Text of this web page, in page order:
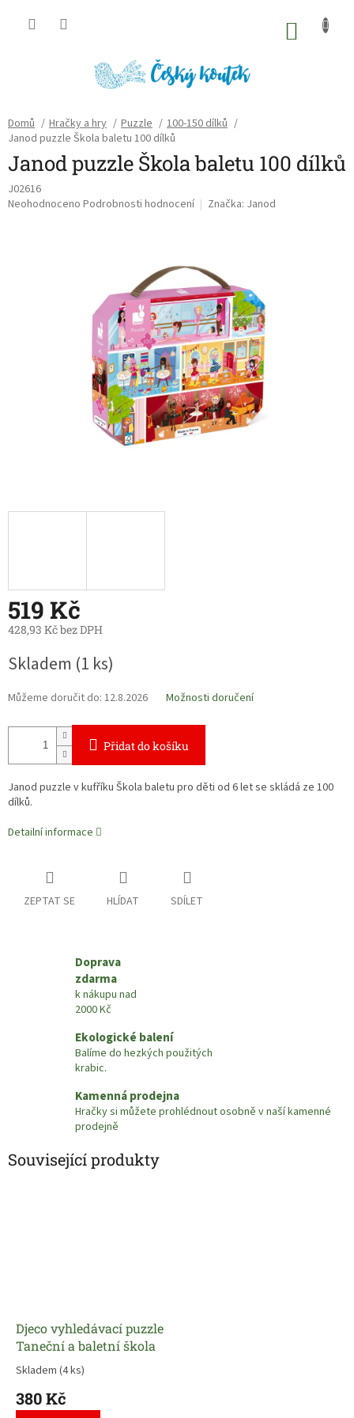
Domů / Hračky a hry / Puzzle / 100-150 dílků /
Janod puzzle Škola baletu 100 dílků
Janod puzzle Škola baletu 100 dílků
J02616
Průměrné
Neohodnoceno Podrobnosti hodnocení Značka: Janod
519 Kč
428,93 Kč bez DPH
cena:
Skladem (1 ks)
Můžeme doručit do: 12.8.2026 Možnosti doručení
Přidat do košíku
Janod puzzle v kufříku Škola baletu pro děti od 6 let se skládá ze 100
dílků.
Detailní informace
ZEPTAT SE HLÍDAT SDÍLET
Doprava
zdarma
k nákupu nad
2000 Kč
Ekologické balení
Balíme do hezkých použitých
krabic.
Kamenná prodejna
Hračky si můžete prohlédnout osobně v naší kamenné
prodejně
Související produkty
Djeco vyhledávací puzzle
Taneční a baletní škola
Skladem (4 ks)
380 Kč